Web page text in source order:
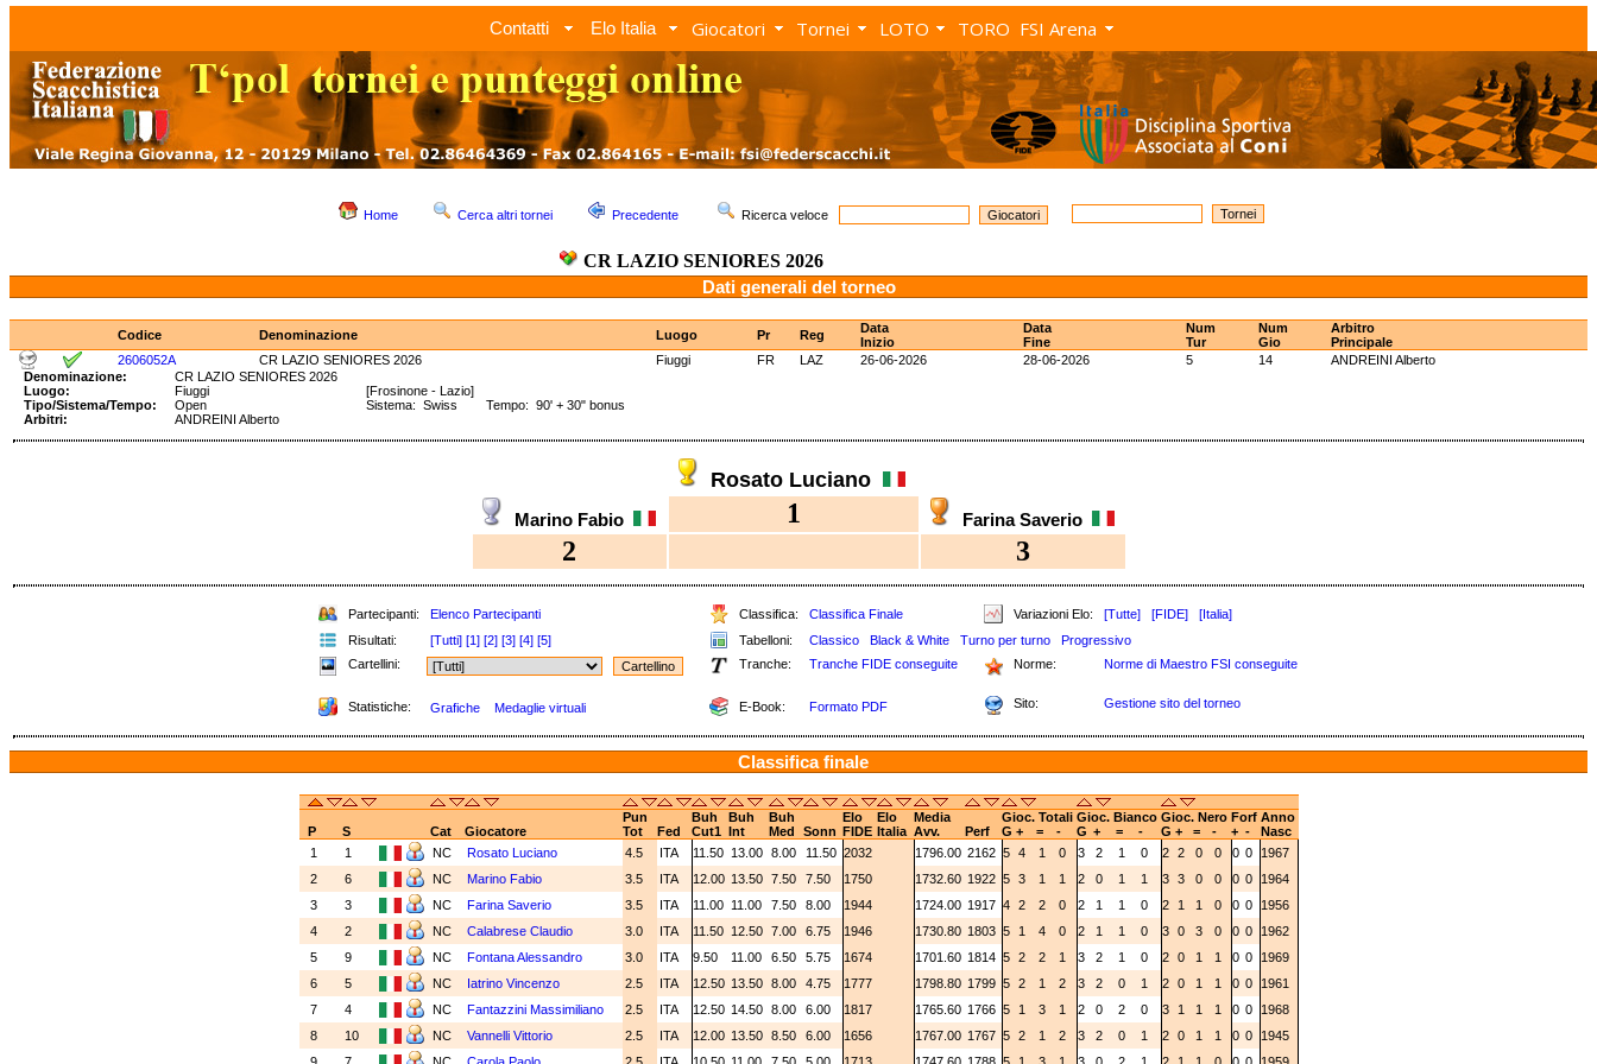
Contatti Elo Italia Giocatori Tornei LOTO TORO FSI Arena
Home Cerca altri tornei Precedente Ricerca veloce
CR LAZIO SENIORES 2026
Dati generali del torneo
Codice Denominazione Luogo Pr Reg
Data
Inizio
Data
Fine
Num
Tur
Num
Gio
Arbitro
Principale
2606052A
CR LAZIO SENIORES 2026 Fiuggi FR LAZ 26-06-2026 28-06-2026 5 14
ANDREINI Alberto
Denominazione:
CR LAZIO SENIORES 2026
Luogo:
Fiuggi
[Frosinone - Lazio]
Tipo/Sistema/Tempo:
Open
Sistema: Swiss Tempo: 90' + 30" bonus
Arbitri:
ANDREINI Alberto
Rosato Luciano
Marino Fabio 1 Farina Saverio
2 3
Partecipanti: Elenco Partecipanti Classifica: Classifica Finale Variazioni Elo: [Tutte] [FIDE]
[Italia]
Risultati:
[Tutti] [1] [2] [3] [4] [5] Tabelloni: Classico Black & White Turno per turno
Progressivo
Cartellini:
Tranche: Tranche FIDE conseguite Norme: Norme di Maestro FSI conseguite
Statistiche: Grafiche Medaglie virtuali E-Book: Formato PDF Sito: Gestione sito del torneo
Classifica finale
Pun Buh Buh Buh Elo Elo Media Gioc. Totali Gioc. Bianco Gioc. Nero Forf Anno
P
S Cat Giocatore Tot Fed Cut1 Int Med Sonn FIDE Italia Avv. Perf G + = - G + = - G + = - + -
Nasc
1
1 NC Rosato Luciano 4.5 ITA 11.50 13.00 8.00 11.50 2032 1796.00 2162 5 4 1 0 3 2 1 0 2 2 0 0 0 0
1967
2
6 NC Marino Fabio 3.5 ITA 12.00 13.50 7.50 7.50 1750 1732.60 1922 5 3 1 1 2 0 1 1 3 3 0 0 0 0
1964
3
3 NC Farina Saverio 3.5 ITA 11.00 11.00 7.50 8.00 1944 1724.00 1917 4 2 2 0 2 1 1 0 2 1 1 0 0 0
1956
4
2 NC Calabrese Claudio 3.0 ITA 11.50 12.50 7.00 6.75 1946 1730.80 1803 5 1 4 0 2 1 1 0 3 0 3 0 0 0
1962
5
9 NC Fontana Alessandro 3.0 ITA 9.50 11.00 6.50 5.75 1674 1701.60 1814 5 2 2 1 3 2 1 0 2 0 1 1 0 0
1969
6
5 NC Iatrino Vincenzo 2.5 ITA 12.50 13.50 8.00 4.75 1777 1798.80 1799 5 2 1 2 3 2 0 1 2 0 1 1 0 0
1961
7
4 NC Fantazzini Massimiliano 2.5 ITA 12.50 14.50 8.00 6.00 1817 1765.60 1766 5 1 3 1 2 0 2 0 3 1 1 1 0 0
1968
8
10 NC Vannelli Vittorio 2.5 ITA 12.00 13.50 8.50 6.00 1656 1767.00 1767 5 2 1 2 3 2 0 1 2 0 1 1 0 0
1945